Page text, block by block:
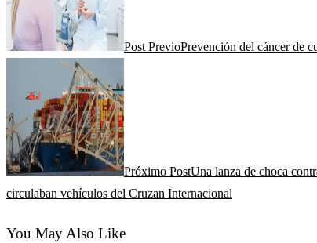
Post PrevioPrevención del cáncer de
Próximo PostUna lanza de choca
circulaban vehículos del Cruzan Internacional
You May Also Like